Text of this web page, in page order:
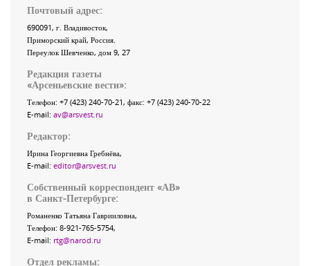
Почтовый адрес:
690091, г. Владивосток,
Приморский край, Россия
Переулок Шевченко, дом 9, 27
Редакция газеты
«Арсеньевские вести»:
Телефон: +7 (423) 240-70-21, факс: +7 (423) 240-70-22
E-mail: av@arsvest.ru
Редактор:
Ирина Георгиевна Гребнёва,
E-mail: editor@arsvest.ru
Собственный корреспондент «АВ»
в Санкт-Петербурге:
Романенко Татьяна Гаврииловна,
Телефон: 8-921-765-5754,
E-mail: rtg@narod.ru
Отдел рекламы: